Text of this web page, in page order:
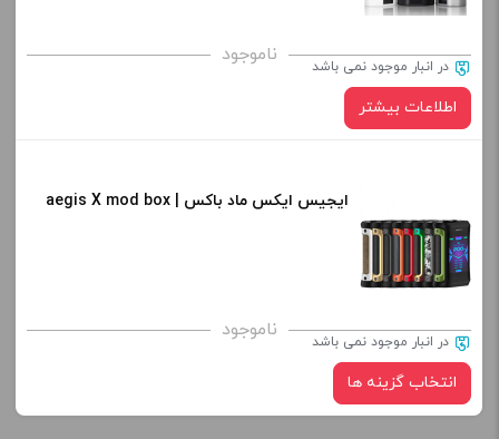
ناموجود در انبار موجود نمی باشد
اطلاعات بیشتر
ایجیس ایکس ماد باکس | aegis X mod box
ناموجود در انبار موجود نمی باشد
انتخاب گزینه ها